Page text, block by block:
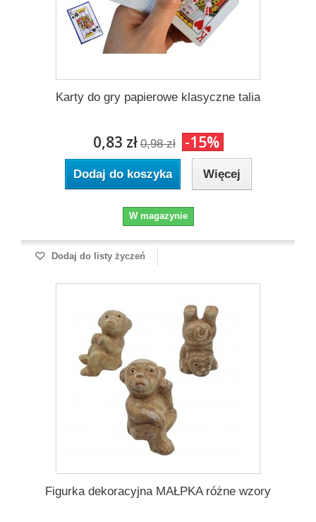
Karty do gry papierowe klasyczne talia
0,83 zł 0,98 zł -15%
Dodaj do koszyka Więcej
W magazynie
Dodaj do listy życzeń
Figurka dekoracyjna MAŁPKA różne wzory